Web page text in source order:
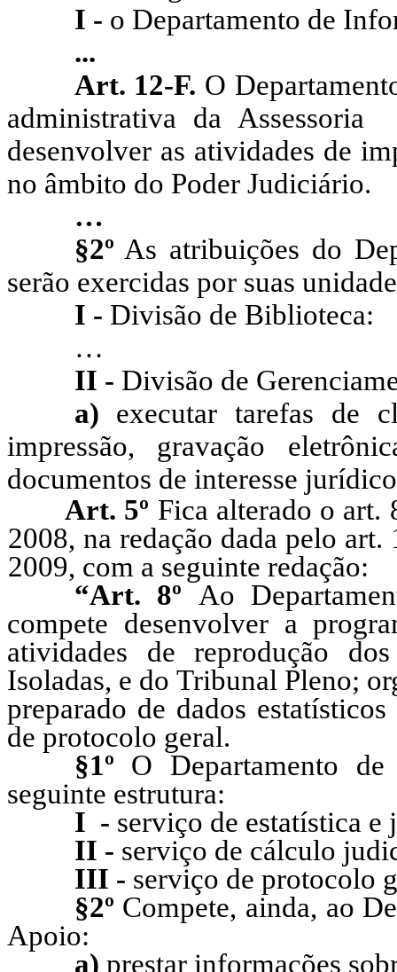
I - o Departamento de
...
Art. 12-F. O
administrativa da
desenvolver as atividades de
no âmbito do Poder Judiciário.
…
§2º As atribuições do
serão exercidas por suas
I - Divisão de Biblioteca:
…
II - Divisão de
a) executar tarefas de
impressão, gravação
documentos de interesse
Art. 5º Fica alterado o art.
2008, na redação dada pelo
2009, com a seguinte redação:
“Art. 8º Ao
compete desenvolver a
atividades de reprodução
Isoladas, e do Tribunal Pleno;
preparado de dados
de protocolo geral.
§1º O Departamento
seguinte estrutura:
I - serviço de estatística e
II - serviço de cálculo
III - serviço de protocolo
§2º Compete, ainda, ao
Apoio:
a) prestar informações